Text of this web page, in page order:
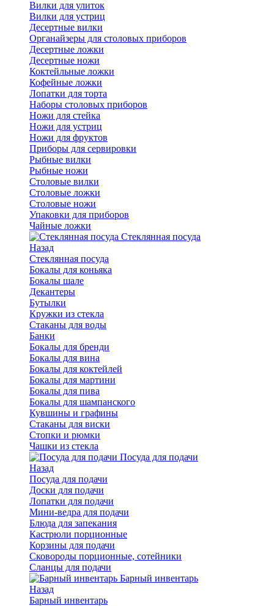
Вилки для улиток
Вилки для устриц
Десертные вилки
Органайзеры для столовых приборов
Десертные ложки
Десертные ножи
Коктейльные ложки
Кофейные ложки
Лопатки для торта
Наборы столовых приборов
Ножи для стейка
Ножи для устриц
Ножи для фруктов
Приборы для сервировки
Рыбные вилки
Рыбные ножи
Столовые вилки
Столовые ложки
Столовые ножи
Упаковки для приборов
Чайные ложки
Стеклянная посуда
Назад
Стеклянная посуда
Бокалы для коньяка
Бокалы шале
Декантеры
Бутылки
Кружки из стекла
Стаканы для воды
Банки
Бокалы для бренди
Бокалы для вина
Бокалы для коктейлей
Бокалы для мартини
Бокалы для пива
Бокалы для шампанского
Кувшины и графины
Стаканы для виски
Стопки и рюмки
Чашки из стекла
Посуда для подачи
Назад
Посуда для подачи
Доски для подачи
Лопатки для подачи
Мини-ведра для подачи
Блюда для запекания
Кастрюли порционные
Корзины для подачи
Сковороды порционные, сотейники
Сланцы для подачи
Барный инвентарь
Назад
Барный инвентарь